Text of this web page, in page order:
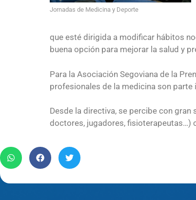
Jornadas de Medicina y Deporte
que esté dirigida a modificar hábitos
buena opción para mejorar la salud y
Para la Asociación Segoviana de la
profesionales de la medicina son
Desde la directiva, se percibe con
doctores, jugadores, fisioterapeutas…)